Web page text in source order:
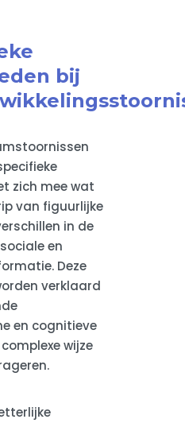
bij
zich mee wat
van figuurlijke
in de
en
Deze
verklaard
en cognitieve
wijze